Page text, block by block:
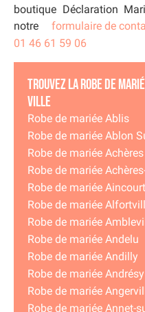
boutique Déclaration
notre formulaire de
01 46 61 59 06
Trouvez la robe de
ville
Robe de mariée Ablis
Robe de mariée Ablon
Robe de mariée Achères
Robe de mariée
Robe de mariée Aincourt
Robe de mariée
Robe de mariée
Robe de mariée Andelu
Robe de mariée Andilly
Robe de mariée Andrésy
Robe de mariée
Robe de mariée Annet-